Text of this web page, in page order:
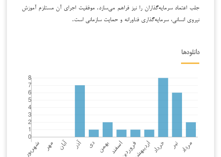
جلب اعتماد سرمایه‌گذاران را نیز فراهم می‌سازد. موفقیت اجرای آن مستلزم آموزش
نیروی انسانی، سرمایه‌گذاری فناورانه و حمایت سازمانی است.
دانلودها